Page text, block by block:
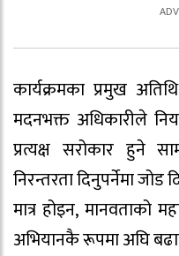
कार्यक्रमका प्रमुख
मदनभक्त अधिकारीले
प्रत्यक्ष सरोकार हुने
निरन्तरता दिनुपर्नेमा
मात्र होइन, मानवताको
अभियानकै रूपमा अघि